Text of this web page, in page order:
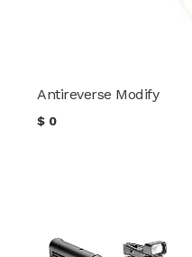
Antireverse Modify
$ 0